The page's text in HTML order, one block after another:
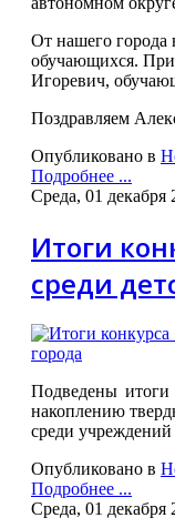
От нашего города
обучающихся.
Игоревич,
Поздравляем
Опубликовано в
Подробнее ...
Среда, 01 декабря
Итоги
среди
Подведены итоги
накоплению
среди учреждений
Опубликовано в
Подробнее ...
Среда, 01 декабря